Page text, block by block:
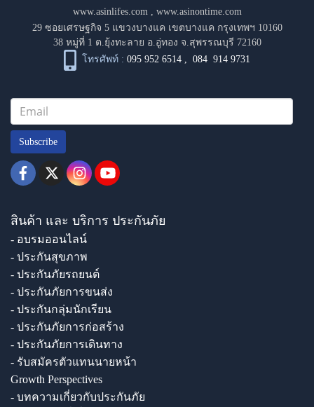
www.asinlifes.com, www.asinontime.com
29 ซอยเศรษฐกิจ 5 แขวงบางแค เขตบางแค กรุงเทพฯ 10160
38 หมู่ที่ 1 ต.ยุ้งทะลาย อ.อู่ทอง จ.สุพรรณบุรี 72160
โทรศัพท์ : 095 952 6514 ,084 914 9731
Subscribe
สินค้า และ บริการ ประกันภัย
- อบรมออนไลน์
- ประกันสุขภาพ
- ประกันภัยรถยนต์
- ประกันภัยการขนส่ง
- ประกันกลุ่มนักเรียน
- ประกันภัยการก่อสร้าง
- ประกันภัยการเดินทาง
- รับสมัครตัวแทนนายหน้า
Growth Perspectives
- บทความเกี่ยวกับประกันภัย